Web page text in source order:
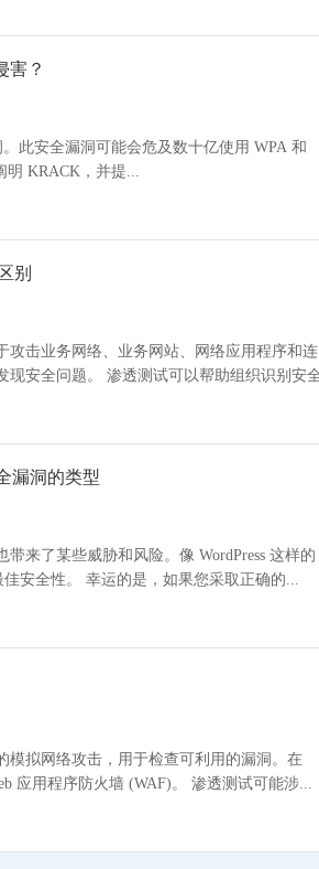
害？
此安全漏洞可能会危及数十亿使用 WPA 和
明 KRACK，并提...
别
攻击业务网络、业务网站、网络应用程序和连
以帮助组织识别安全
漏洞的类型
来了某些威胁和风险。像 WordPress 这样的
顶级开源 CMS 平台可能更容易受到攻击，需要优先考虑最佳安全性。 幸运的是，如果您采取正确的...
模拟网络攻击，用于检查可利用的漏洞。在
Web 应用程序安全的上下文中，渗透测试通常用于增强 Web 应用程序防火墙 (WAF)。 渗透测试可能涉...